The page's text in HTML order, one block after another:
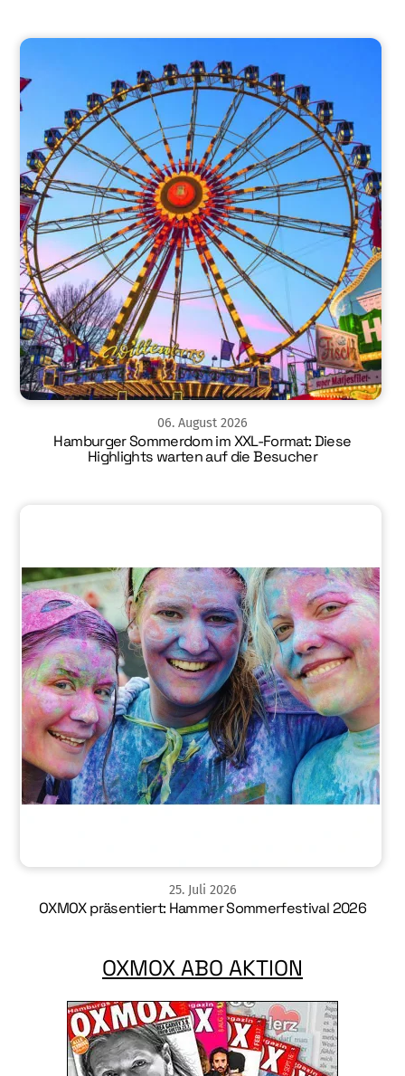
06. August 2026
Hamburger Sommerdom im XXL-Format: Diese
Highlights warten auf die Besucher
25. Juli 2026
OXMOX präsentiert: Hammer Sommerfestival 2026
OXMOX ABO AKTION